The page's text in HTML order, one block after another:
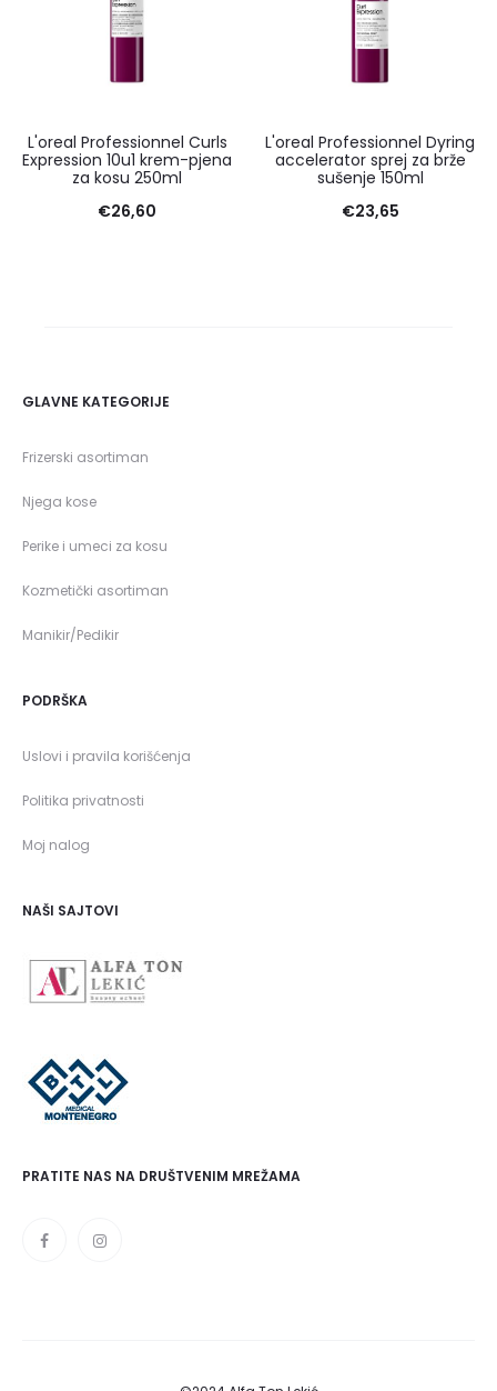
L'oreal Professionnel Curls
Expression 10u1 krem-pjena
za kosu 250ml
€26,60
L'oreal Professionnel Dyring
accelerator sprej za brže
sušenje 150ml
€23,65
GLAVNE KATEGORIJE
Frizerski asortiman
Njega kose
Perike i umeci za kosu
Kozmetički asortiman
Manikir/Pedikir
PODRŠKA
Uslovi i pravila korišćenja
Politika privatnosti
Moj nalog
NAŠI SAJTOVI
PRATITE NAS NA DRUŠTVENIM MREŽAMA